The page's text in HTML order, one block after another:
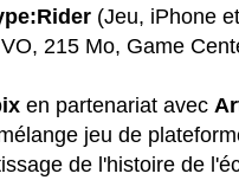
(Jeu, iPhone
215 Mo, Game
en partenariat avec
jeu de
de l'histoire de